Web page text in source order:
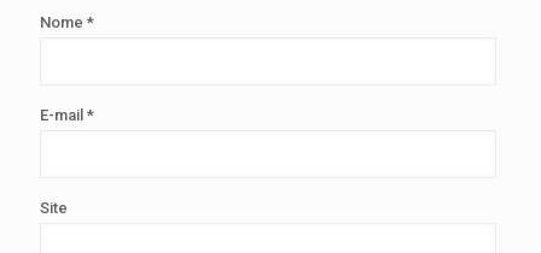
Nome *
E-mail *
Site